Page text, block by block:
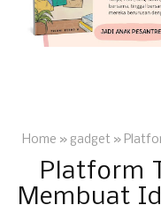
Home » gadget » Platform
Platform
Membuat